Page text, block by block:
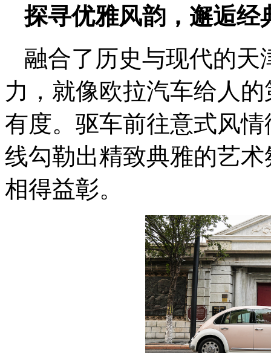
探寻优雅风韵，邂逅经
融合了历史与现代的天
力，就像欧拉汽车给人
有度。驱车前往意式风
线勾勒出精致典雅的艺
相得益彰。